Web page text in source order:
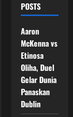
POSTS
Aaron
McKenna vs
Etinosa
Oliha, Duel
Gelar Dunia
Panaskan
Dublin